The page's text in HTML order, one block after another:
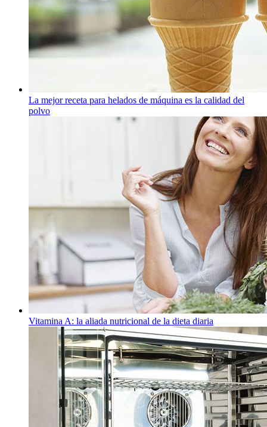
La mejor receta para helados de máquina es la calidad del
polvo
Vitamina A: la aliada nutricional de la dieta diaria